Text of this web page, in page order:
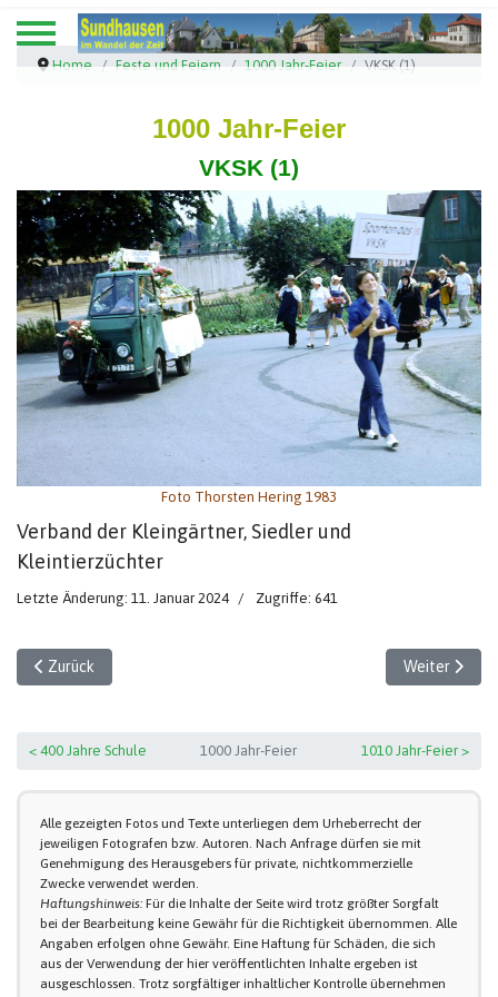
Home Feste und Feiern 1000 Jahr-Feier VKSK (1)
1000 Jahr-Feier
VKSK (1)
Foto Thorsten Hering 1983
Verband der Kleingärtner, Siedler und
Kleintierzüchter
Letzte Änderung: 11. Januar 2024 Zugriffe: 641
Vorheriger Beitrag: Bürgerinnen
Zurück Nächster
Weiter
< 400 Jahre Schule 1000 Jahr-Feier 1010 Jahr-Feier >
Alle gezeigten Fotos und Texte unterliegen dem Urheberrecht der
jeweiligen Fotografen bzw. Autoren. Nach Anfrage dürfen sie mit
Genehmigung des Herausgebers für private, nichtkommerzielle
Zwecke verwendet werden.
Haftungshinweis: Für die Inhalte der Seite wird trotz größter Sorgfalt
bei der Bearbeitung keine Gewähr für die Richtigkeit übernommen. Alle
Angaben erfolgen ohne Gewähr. Eine Haftung für Schäden, die sich
aus der Verwendung der hier veröffentlichten Inhalte ergeben ist
ausgeschlossen. Trotz sorgfältiger inhaltlicher Kontrolle übernehmen